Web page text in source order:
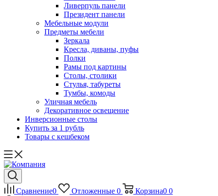
Ливерпуль панели
Президент панели
Мебельные модули
Предметы мебели
Зеркала
Кресла, диваны, пуфы
Полки
Рамы под картины
Столы, столики
Стулья, табуреты
Тумбы, комоды
Уличная мебель
Декоративное освещение
Инверсионные столы
Купить за 1 рубль
Товары с кешбеком
Сравнение0 Отложенные 0 Корзина0 0